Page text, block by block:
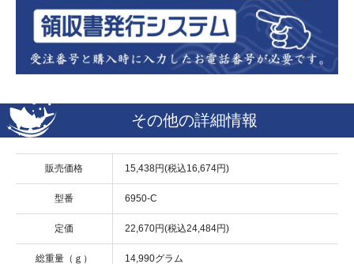
その他の詳細情報
販売価格 15,438円(税込16,674円)
型番 6950-C
定価 22,670円(税込24,484円)
総重量（ｇ） 14,990グラム